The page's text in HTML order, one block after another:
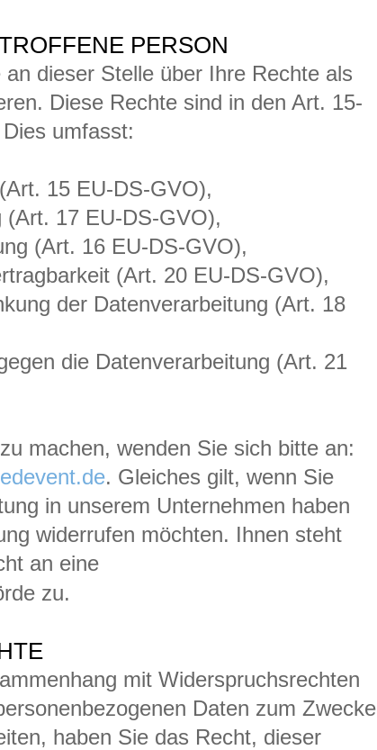
PERSON
dieser Stelle über Ihre Rechte als
Diese Rechte sind in den Art. 15-
umfasst:
15 EU-DS-GVO),
17 EU-DS-GVO),
(Art. 16 EU-DS-GVO),
(Art. 20 EU-DS-GVO),
der Datenverarbeitung (Art. 18
die Datenverarbeitung (Art. 21
machen, wenden Sie sich bitte an:
. Gleiches gilt, wenn Sie
in unserem Unternehmen haben
widerrufen möchten. Ihnen steht
an eine
zu.
mit Widerspruchsrechten
Daten zum Zwecke
haben Sie das Recht, dieser